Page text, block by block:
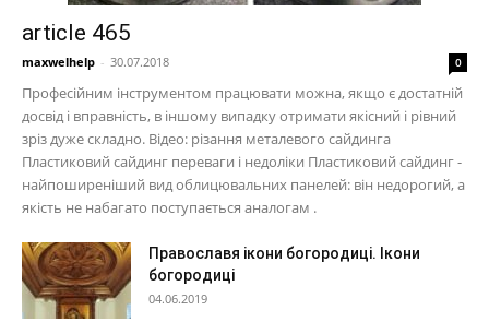
article 465
maxwelhelp - 30.07.2018 0
Професійним інструментом працювати можна, якщо є достатній
досвід і вправність, в іншому випадку отримати якісний і рівний
зріз дуже складно. Відео: різання металевого сайдинга
Пластиковий сайдинг переваги і недоліки Пластиковий сайдинг -
найпоширеніший вид облицювальних панелей: він недорогий, а
якість не набагато поступається аналогам .
Православя ікони богородиці. Ікони
богородиці
04.06.2019